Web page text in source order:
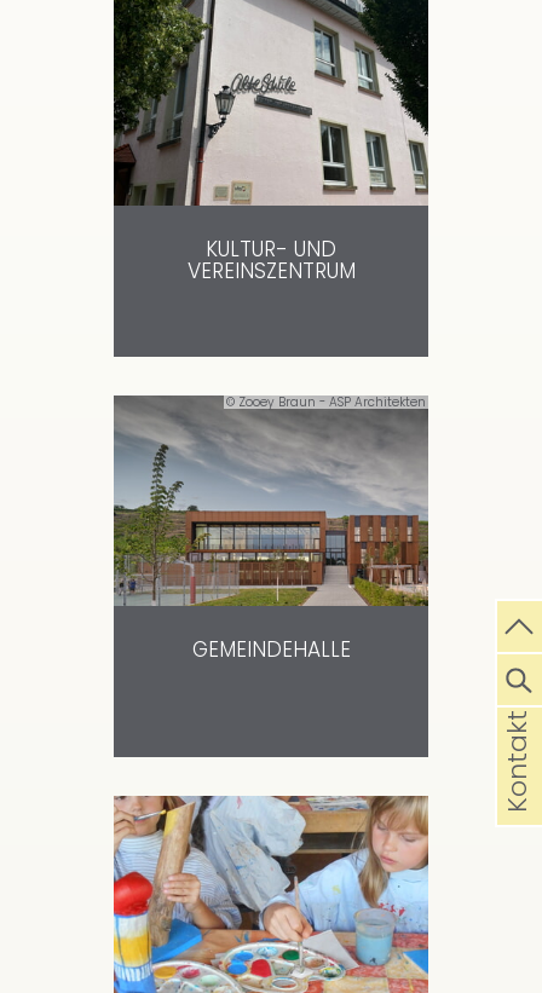
KULTUR- UND
VEREINSZENTRUM
GEMEINDEHALLE
© Zooey Braun - ASP Architekten
Kontakt